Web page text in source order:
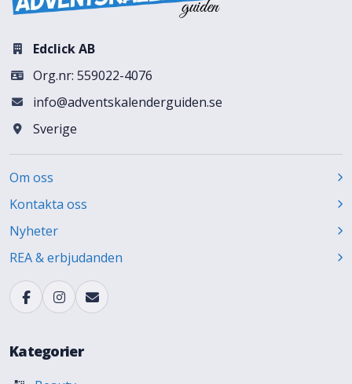
Edclick AB
Org.nr: 559022-4076
info@adventskalenderguiden.se
Sverige
Om oss
Kontakta oss
Nyheter
REA & erbjudanden
Kategorier